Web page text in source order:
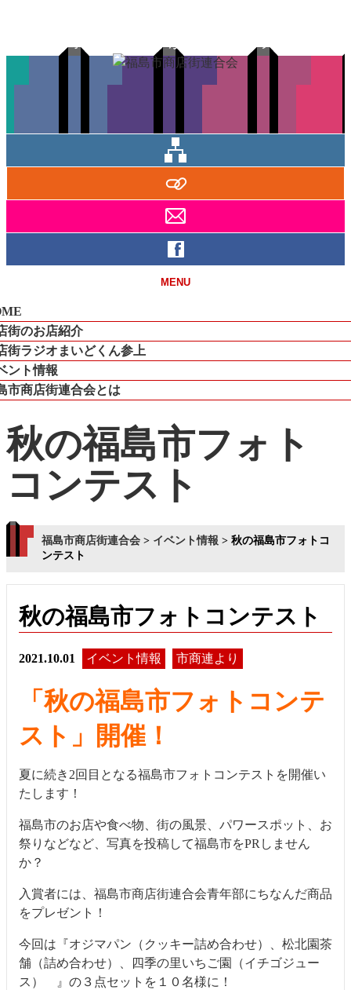
MENU
街のお店紹介
街ラジオまいどくん参上
ント情報
市商店街連合会とは
秋の福島市フォト
コンテスト
福島市商店街連合会 > イベント情報 > 秋の福島市フォトコ
ンテスト
秋の福島市フォトコンテスト
2021.10.01 イベント情報 市商連より
「秋の福島市フォトコンテ
スト」開催！
夏に続き2回目となる福島市フォトコンテストを開催い
たします！
福島市のお店や食べ物、街の風景、パワースポット、お
祭りなどなど、写真を投稿して福島市をPRしません
か？
入賞者には、福島市商店街連合会青年部にちなんだ商品
をプレゼント！
今回は『オジマパン（クッキー詰め合わせ）、松北園茶
舗（詰め合わせ）、四季の里いちご園（イチゴジュー
ス） 』の３点セットを１０名様に！